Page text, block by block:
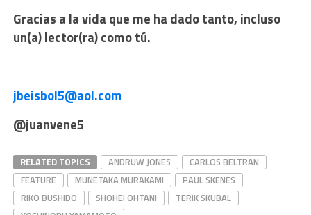
Gracias a la vida que me ha dado tanto, incluso
un(a) lector(ra) como tú.
jbeisbol5@aol.com
@juanvene5
RELATED TOPICS ANDRUW JONES
CARLOS BELTRAN
FEATURE
MUNETAKA MURAKAMI
PAUL SKENES
RIKO BUSHIDO
SHOHEI OHTANI
TERIK SKUBAL